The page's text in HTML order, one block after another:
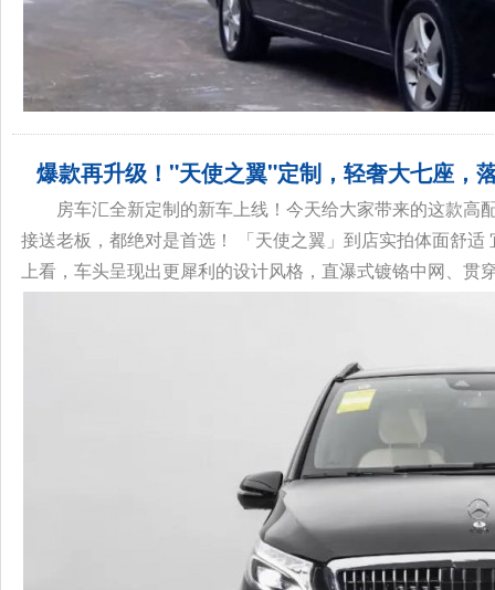
爆款再升级！"天使之翼"定制，轻奢大七座，
房车汇全新定制的新车上线！今天给大家带来的这款高
接送老板，都绝对是首选！ 「天使之翼」到店实拍体面舒
上看，车头呈现出更犀利的设计风格，直瀑式镀铬中网、贯